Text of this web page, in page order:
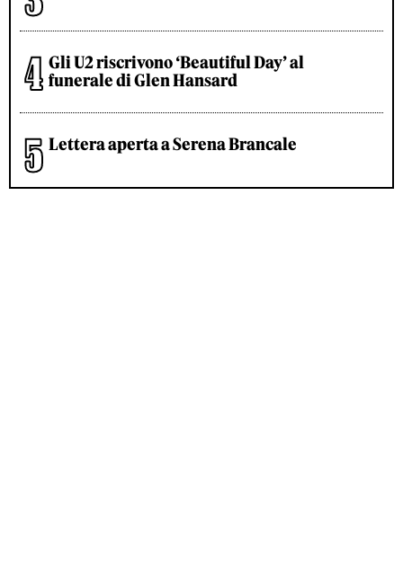
Gli U2 riscrivono ‘Beautiful Day’ al
funerale di Glen Hansard
Lettera aperta a Serena Brancale